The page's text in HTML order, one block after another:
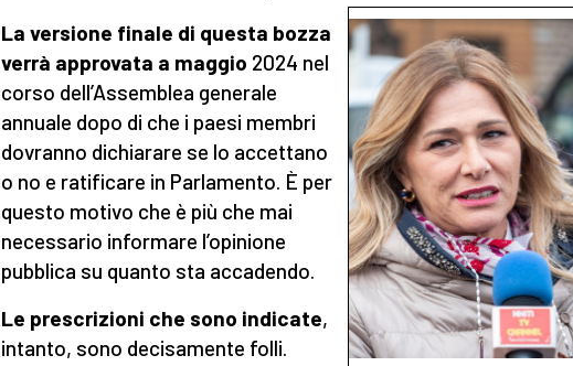
La versione finale di questa bozza
verrà approvata a maggio 2024 nel
corso dell’Assemblea generale
annuale dopo di che i paesi membri
dovranno dichiarare se lo accettano
o no e ratificare in Parlamento. È per
questo motivo che è più che mai
necessario informare l’opinione
pubblica su quanto sta accadendo.
Le prescrizioni che sono indicate,
intanto, sono decisamente folli.